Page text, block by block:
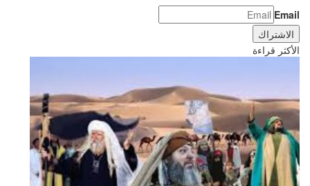
Email
الأكثر قراءة